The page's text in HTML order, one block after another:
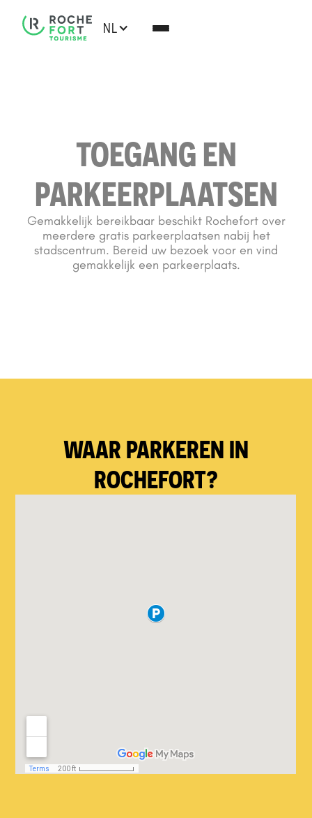
NL
TOEGANG EN
PARKEERPLAATSEN
Gemakkelijk bereikbaar beschikt Rochefort over
meerdere gratis parkeerplaatsen nabij het
stadscentrum. Bereid uw bezoek voor en vind
gemakkelijk een parkeerplaats.
WAAR PARKEREN IN
ROCHEFORT?